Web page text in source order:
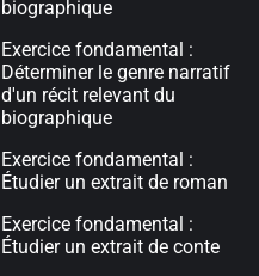
biographique
Exercice fondamental :
Déterminer le genre narratif
d'un récit relevant du
biographique
Exercice fondamental :
Étudier un extrait de roman
Exercice fondamental :
Étudier un extrait de conte